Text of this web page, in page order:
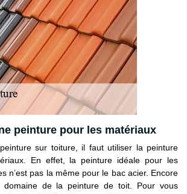
peinture pour les matériaux
sur toiture, il faut utiliser la peinture
En effet, la peinture idéale pour les
n’est pas la même pour le bac acier. Encore
domaine de la peinture de toit. Pour vous